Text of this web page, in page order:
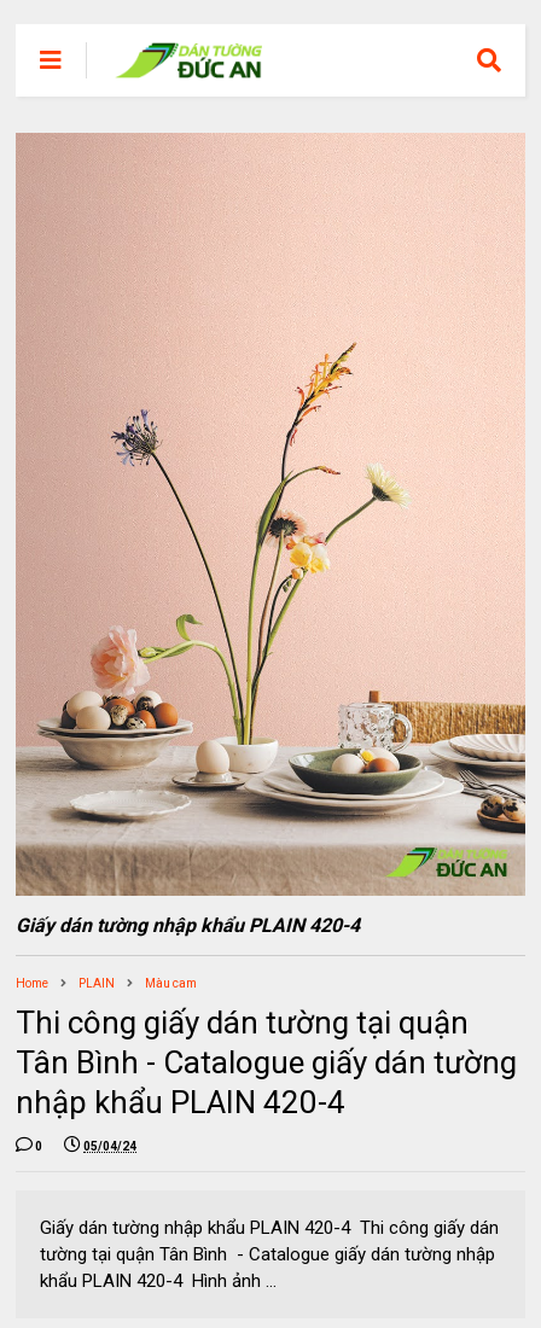
Giấy dán tường nhập khẩu PLAIN 420-4
Home PLAIN Màu cam
Thi công giấy dán tường tại quận
Tân Bình - Catalogue giấy dán tường
nhập khẩu PLAIN 420-4
0 05/04/24
Giấy dán tường nhập khẩu PLAIN 420-4 Thi công giấy dán
tường tại quận Tân Bình - Catalogue giấy dán tường nhập
khẩu PLAIN 420-4 Hình ảnh ...